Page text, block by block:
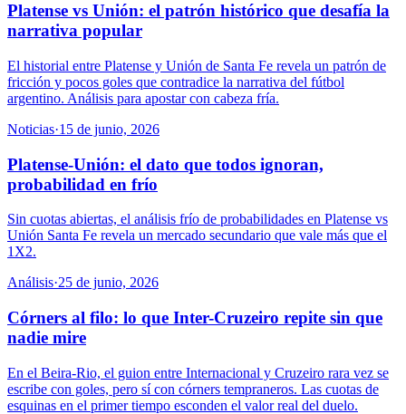
Platense vs Unión: el patrón histórico que desafía la
narrativa popular
El historial entre Platense y Unión de Santa Fe revela un patrón de
fricción y pocos goles que contradice la narrativa del fútbol
argentino. Análisis para apostar con cabeza fría.
Noticias·15 de junio, 2026
Platense-Unión: el dato que todos ignoran,
probabilidad en frío
Sin cuotas abiertas, el análisis frío de probabilidades en Platense vs
Unión Santa Fe revela un mercado secundario que vale más que el
1X2.
Análisis·25 de junio, 2026
Córners al filo: lo que Inter-Cruzeiro repite sin que
nadie mire
En el Beira-Rio, el guion entre Internacional y Cruzeiro rara vez se
escribe con goles, pero sí con córners tempraneros. Las cuotas de
esquinas en el primer tiempo esconden el valor real del duelo.